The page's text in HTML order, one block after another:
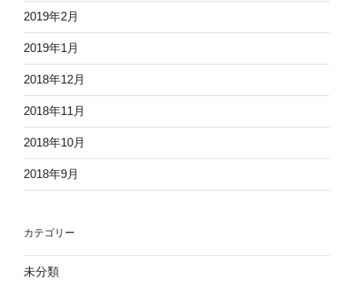
2019年2月
2019年1月
2018年12月
2018年11月
2018年10月
2018年9月
カテゴリー
未分類